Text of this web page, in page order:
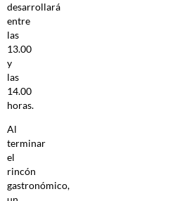
desarrollará
entre
las
13.00
y
las
14.00
horas.
Al
terminar
el
rincón
gastronómico,